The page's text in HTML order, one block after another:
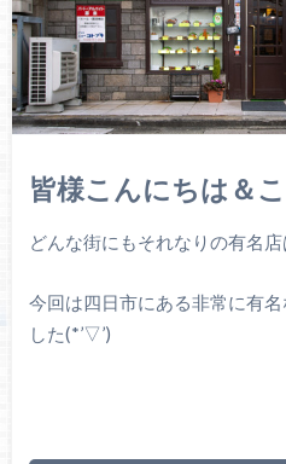
皆様こんにちは＆
どんな街にもそれなりの有名店
今回は四日市にある非常に有
した(*’▽’)